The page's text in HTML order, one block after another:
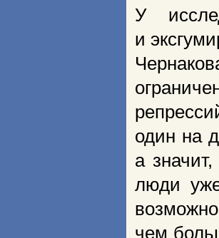
У
и
один на
а
люди
чем